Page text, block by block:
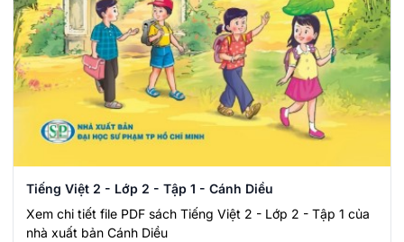
Tiếng Việt 2 - Lớp 2 - Tập 1 - Cánh Diều
Xem chi tiết file PDF sách Tiếng Việt 2 - Lớp 2 - Tập 1 của
nhà xuất bản Cánh Diều